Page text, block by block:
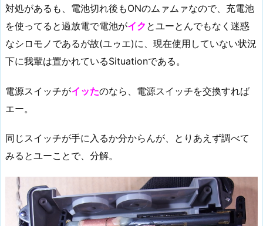
対処があるも、電池切れ後もONのムァムァなので、充電池
を使ってると過放電で電池がイク とユーとんでもなく迷惑
なシロモノであるが故(ユゥエ)に、現在使用していない状況
下に我輩は置かれているSituationである。
電源スイッチがイッたのなら、電源スイッチを交換すれば
エー。
同じスイッチが手に入るか分からんが、とりあえず調べて
みるとユーことで、分解。